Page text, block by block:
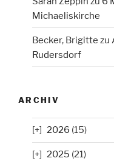
Michaeliskirche
Becker, Brigitte zu
Rudersdorf
ARCHIV
2026 (15)
2025 (21)